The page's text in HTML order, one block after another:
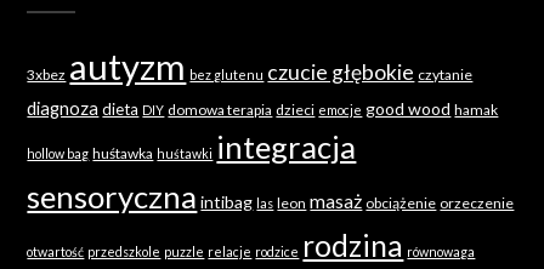
3xbez autyzm bez glutenu czucie głębokie czytanie
diagnoza dieta DIY domowa terapia dzieci emocje good wood hamak
hollow bag huśtawka huśtawki integracja
sensoryczna intibag las leon masaż obciążenie orzeczenie
otwartość przedszkole puzzle relacje rodzice rodzina równowaga